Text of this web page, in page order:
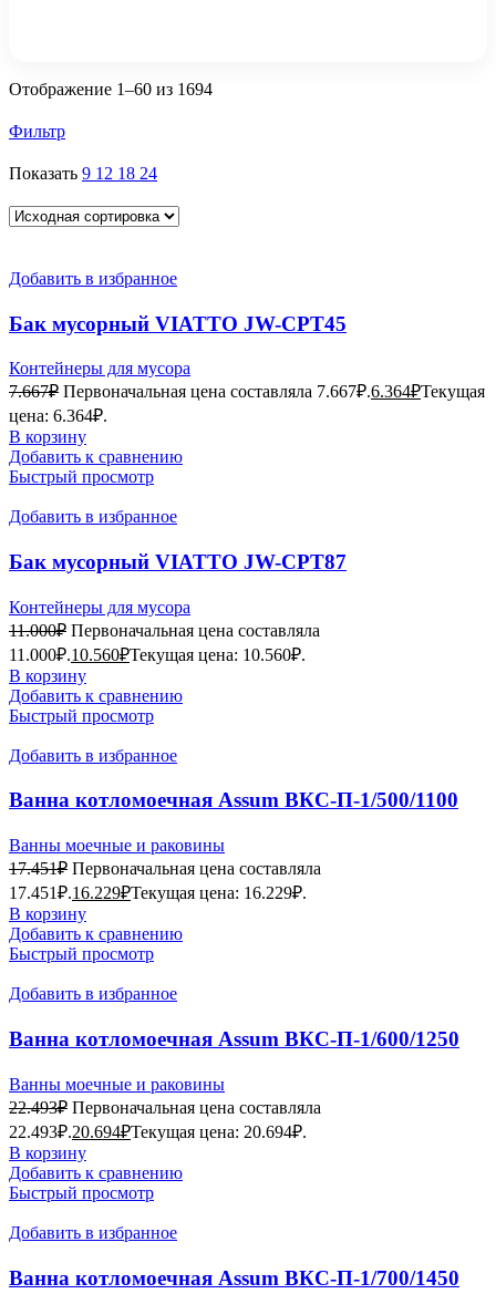
Отображение 1–60 из 1694
Фильтр
Показать 9 12 18 24
Добавить в избранное
Бак мусорный VIATTO JW-CPT45
Контейнеры для мусора
7.667₽ Первоначальная цена составляла 7.667₽.6.364₽Текущая
цена: 6.364₽.
В корзину
Добавить к сравнению
Быстрый просмотр
Добавить в избранное
Бак мусорный VIATTO JW-CPT87
Контейнеры для мусора
11.000₽ Первоначальная цена составляла
11.000₽.10.560₽Текущая цена: 10.560₽.
В корзину
Добавить к сравнению
Быстрый просмотр
Добавить в избранное
Ванна котломоечная Assum ВКС-П-1/500/1100
Ванны моечные и раковины
17.451₽ Первоначальная цена составляла
17.451₽.16.229₽Текущая цена: 16.229₽.
В корзину
Добавить к сравнению
Быстрый просмотр
Добавить в избранное
Ванна котломоечная Assum ВКС-П-1/600/1250
Ванны моечные и раковины
22.493₽ Первоначальная цена составляла
22.493₽.20.694₽Текущая цена: 20.694₽.
В корзину
Добавить к сравнению
Быстрый просмотр
Добавить в избранное
Ванна котломоечная Assum ВКС-П-1/700/1450